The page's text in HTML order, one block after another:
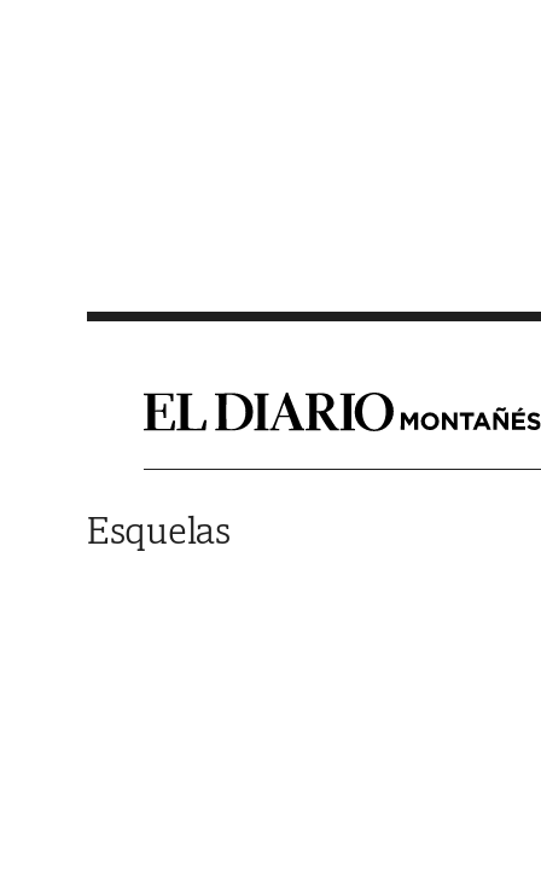
Esquelas